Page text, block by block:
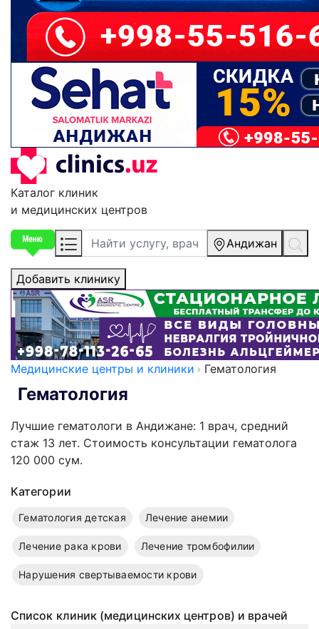
Каталог клиник
и медицинских центров
Андижан
Добавить клинику
Медицинские центры и клиники Гематология
Гематология
Лучшие гематологи в Андижане: 1 врач, cредний
стаж 13 лет. Стоимость консультации гематолога
120 000 сум.
Категории
Гематология детская Лечение анемии
Лечение рака крови Лечение тромбофилии
Нарушения свертываемости крови
Список клиник (медицинских центров) и врачей